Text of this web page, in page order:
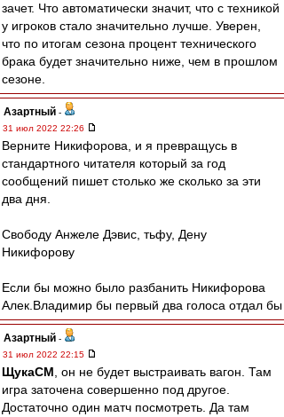
зачет. Что автоматически значит, что с техникой
у игроков стало значительно лучше. Уверен,
что по итогам сезона процент технического
брака будет значительно ниже, чем в прошлом
сезоне.
Азартный -
31 июл 2022 22:26
Верните Никифорова, и я превращусь в
стандартного читателя который за год
сообщений пишет столько же сколько за эти
два дня.
Свободу Анжеле Дэвис, тьфу, Дену
Никифорову
Если бы можно было разбанить Никифорова
Алек.Владимир бы первый два голоса отдал бы
Азартный -
31 июл 2022 22:15
ЩукаСМ , он не будет выстраивать вагон. Там
игра заточена совершенно под другое.
Достаточно один матч посмотреть. Да там